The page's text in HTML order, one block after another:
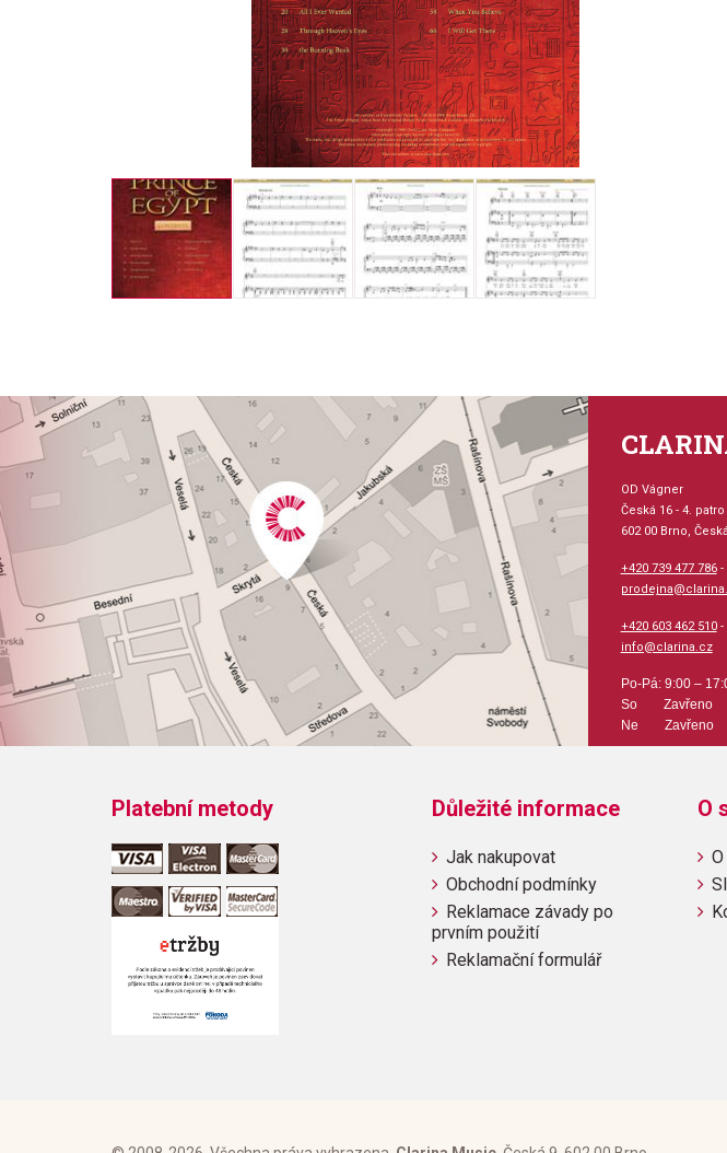
OD Vágner
Česká 16 - 4.
602 00 Brno,
+420 739 477 786-
+420 603 462 510-
info@clarina.cz
Po-Pá: 9:00 –
So Zavřeno
Ne Zavřeno
Platební metody Důležité informace
Jak nakupovat
Obchodní podmínky
Reklamace závady po
prvním použití
Reklamační formulář
O